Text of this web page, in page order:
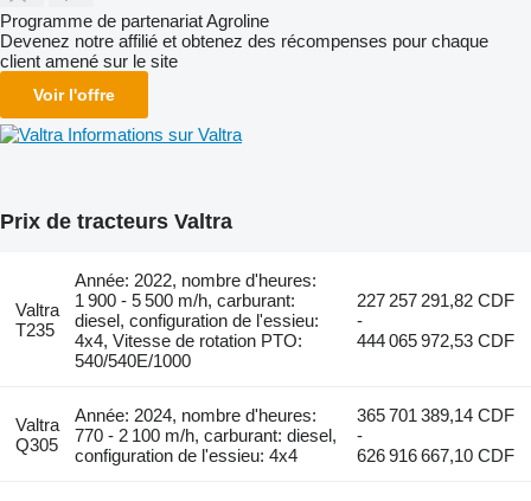
Programme de partenariat Agroline
Devenez notre affilié et obtenez des récompenses pour chaque
client amené sur le site
Voir l'offre
Informations sur Valtra
Prix de tracteurs Valtra
Valtra
T235
Année: 2022, nombre d'heures:
1 900 - 5 500 m/h, carburant:
diesel, configuration de l'essieu:
4x4, Vitesse de rotation PTO:
540/540E/1000
227 257 291,82 CDF
-
444 065 972,53 CDF
Valtra
Q305
Année: 2024, nombre d'heures:
770 - 2 100 m/h, carburant: diesel,
configuration de l'essieu: 4x4
365 701 389,14 CDF
-
626 916 667,10 CDF